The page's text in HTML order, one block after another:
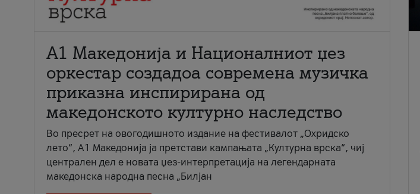
А1 Македонија и Националниот џез
оркестар создадоа современа музичка
приказна инспирирана од
македонското културно наследство
Во пресрет на овогодишното издание на фестивалот „Охридско
лето“, А1 Македонија ја претстави кампањата „Културна врска“, чиј
централен дел е новата џез-интерпретација на легендарната
македонска народна песна „Билјан